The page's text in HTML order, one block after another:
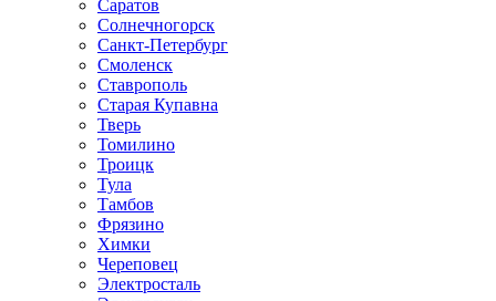
Саратов
Солнечногорск
Санкт-Петербург
Смоленск
Ставрополь
Старая Купавна
Тверь
Томилино
Троицк
Тула
Тамбов
Фрязино
Химки
Череповец
Электросталь